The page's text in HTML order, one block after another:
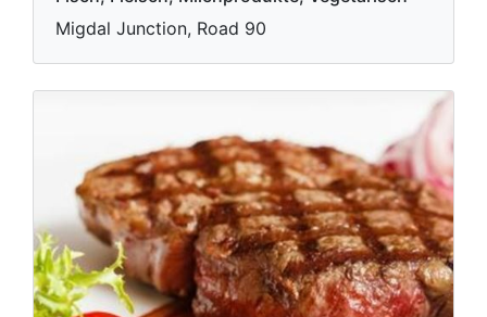
Migdal Junction, Road 90